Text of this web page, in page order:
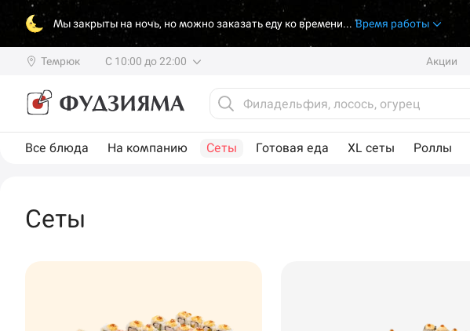
Мы закрыты на ночь, но можно заказать еду ко времени... Время работы
Темрюк С 10:00 до 22:00 Акции
Все блюда На компанию Сеты Готовая еда XL сеты Роллы
Сеты